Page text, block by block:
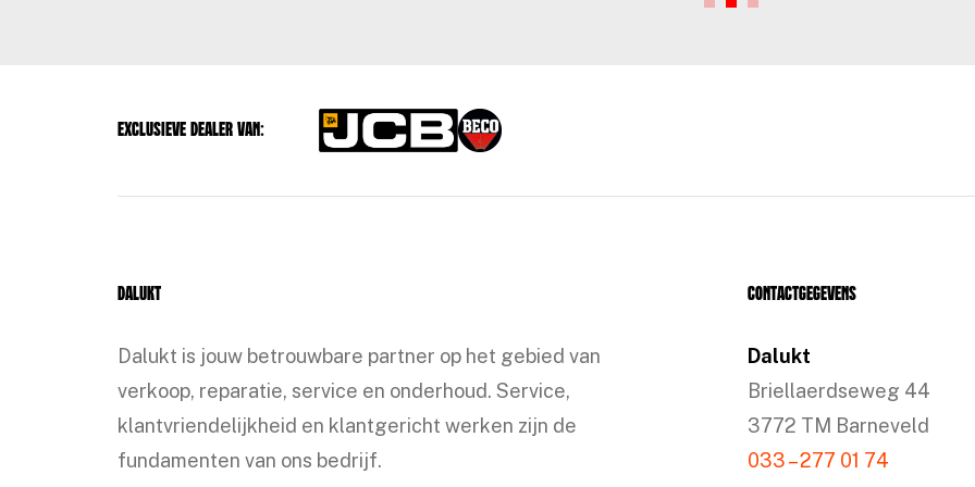
Exclusieve dealer van:
Dalukt
Dalukt is jouw betrouwbare partner op het gebied van
verkoop, reparatie, service en onderhoud. Service,
klantvriendelijkheid en klantgericht werken zijn de
fundamenten van ons bedrijf.
Contactgegevens
Dalukt
Briellaerdseweg 44
3772 TM Barneveld
033 – 277 01 74